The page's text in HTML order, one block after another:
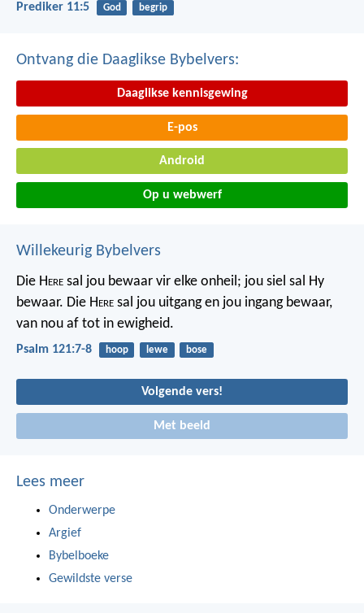
Prediker 11:5 God begrip
Ontvang die Daaglikse Bybelvers:
Daaglikse kennisgewing
E-pos
Android
Op u webwerf
Willekeurig Bybelvers
Die Here sal jou bewaar vir elke onheil; jou siel sal Hy
bewaar. Die Here sal jou uitgang en jou ingang bewaar,
van nou af tot in ewigheid.
Psalm 121:7-8 hoop lewe bose
Volgende vers!
Met beeld
Lees meer
Onderwerpe
Argief
Bybelboeke
Gewildste verse